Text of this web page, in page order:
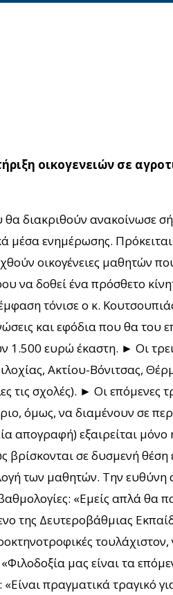
οικογενειών σε
διακριθούν
ενημέρωσης.
οικογένειες μαθητών
να δοθεί ένα πρόσθετο
τόνισε ο κ.
και εφόδια που θα του
1.500 ευρώ έκαστη. ► Οι
Ακτίου-Βόνιτσας,
τις σχολές). ► Οι επόμενες
όμως, να διαμένουν σε
εξαιρείται
σε δυσμενή
των μαθητών. Την
«Εμείς απλά θα
της Δευτεροβάθμιας
μας είναι τα
πραγματικά τραγικό